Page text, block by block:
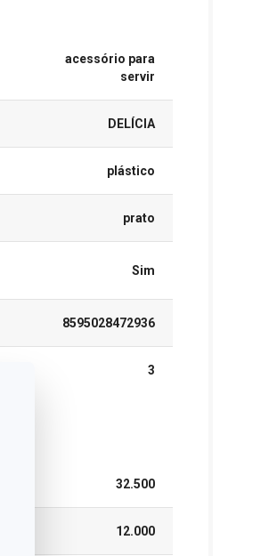
acessório para
servir
DELÍCIA
plástico
prato
Sim
8595028472936
3
32.500
12.000